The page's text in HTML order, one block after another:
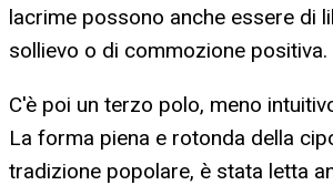
lacrime possono anche essere di
sollievo o di commozione positiva.
C'è poi un terzo polo, meno
La forma piena e rotonda della
tradizione popolare, è stata letta